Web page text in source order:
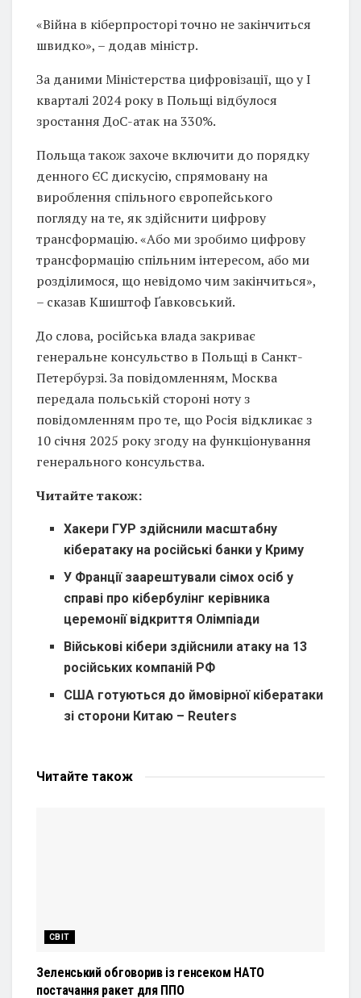
«Війна в кіберпросторі точно не закінчиться
швидко», – додав міністр.
За даними Міністерства цифровізації, що у I
кварталі 2024 року в Польщі відбулося
зростання ДоС-атак на 330%.
Польща також захоче включити до порядку
денного ЄС дискусію, спрямовану на
вироблення спільного європейського
погляду на те, як здійснити цифрову
трансформацію. «Або ми зробимо цифрову
трансформацію спільним інтересом, або ми
розділимося, що невідомо чим закінчиться»,
– сказав Кшиштоф Ґавковський.
До слова, російська влада закриває
генеральне консульство в Польщі в Санкт-
Петербурзі. За повідомленням, Москва
передала польській стороні ноту з
повідомленням про те, що Росія відкликає з
10 січня 2025 року згоду на функціонування
генерального консульства.
Читайте також:
Хакери ГУР здійснили масштабну
кібератаку на російські банки у Криму
У Франції заарештували сімох осіб у
справі про кібербулінг керівника
церемонії відкриття Олімпіади
Військові кібери здійснили атаку на 13
російських компаній РФ
США готуються до ймовірної кібератаки
зі сторони Китаю – Reuters
Читайте також
СВІТ
Зеленський обговорив із генсеком НАТО
постачання ракет для ППО